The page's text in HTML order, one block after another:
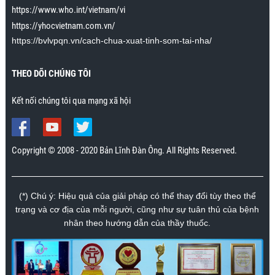
dài tới khoảng 30 giây. Trước đây cô ấy lên đỉnh chỉ
kéo dài trong vài giây. Cảm ơn chương trình rất
nhiều.”
https://www.who.int/vietnam/vi
https://yhocvietnam.com.vn/
https://bvlvpqn.vn/cach-chua-xuat-tinh-som-tai-nha/
THEO DÕI CHÚNG TÔI
Kết nối chúng tôi qua mạng xã hội
Copyright © 2008 - 2020 Bản Lĩnh Đàn Ông. All Rights Reserved.
(*) Chú ý: Hiệu quả của giải pháp có thể thay đổi tùy theo thể
trạng và cơ địa của mỗi người, cũng như sự tuân thủ của bệnh
nhân theo hướng dẫn của thầy thuốc.